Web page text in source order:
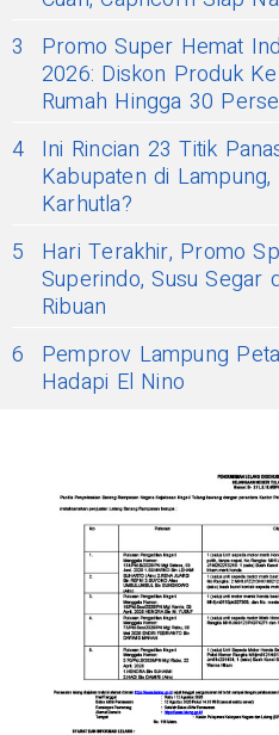
3
Promo Super Hemat
2026: Diskon Produk
Rumah Hingga 30
4 Ini Rincian 23 Titik
Kabupaten di
Karhutla?
5
Hari Terakhir, Promo
Superindo, Susu Segar
Ribuan
6
Pemprov Lampung
Hadapi El Nino